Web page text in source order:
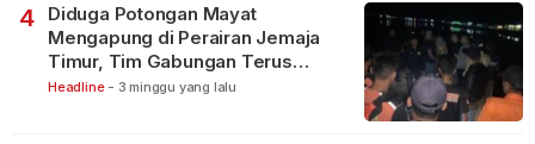
4
Diduga Potongan Mayat
Mengapung di Perairan Jemaja
Timur, Tim Gabungan Terus
Lakukan Pencarian
Headline - 3 minggu yang lalu